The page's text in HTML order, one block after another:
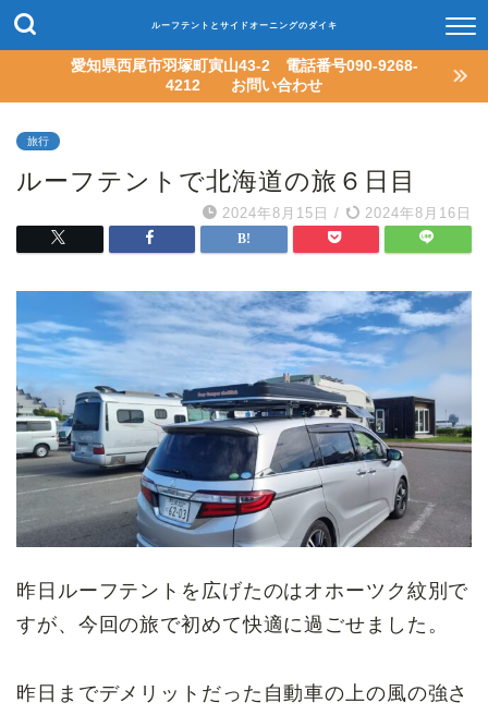
ルーフテントとサイドオーニングのダイキ
愛知県西尾市羽塚町寅山43-2 電話番号090-9268-
4212 お問い合わせ
旅行
ルーフテントで北海道の旅６日目
2024年8月15日 / 2024年8月16日
昨日ルーフテントを広げたのはオホーツク紋別で
すが、今回の旅で初めて快適に過ごせました。
昨日までデメリットだった自動車の上の風の強さ